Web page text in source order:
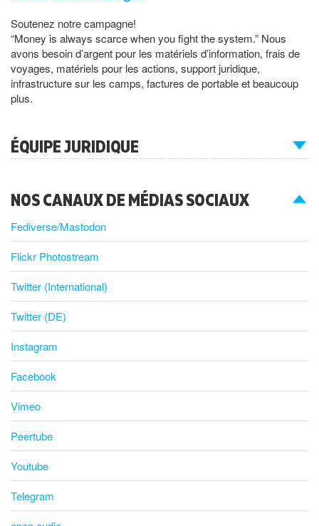
Soutenez notre campagne!
“Money is always scarce when you fight the system.” Nous
avons besoin d’argent pour les matériels d’information, frais de
voyages, matériels pour les actions, support juridique,
infrastructure sur les camps, factures de portable et beaucoup
plus.
ÉQUIPE JURIDIQUE
NOS CANAUX DE MÉDIAS SOCIAUX
Fediverse/Mastodon
Flickr Photostream
Twitter (International)
Twitter (DE)
Instagram
Facebook
Vimeo
Peertube
Youtube
Telegram